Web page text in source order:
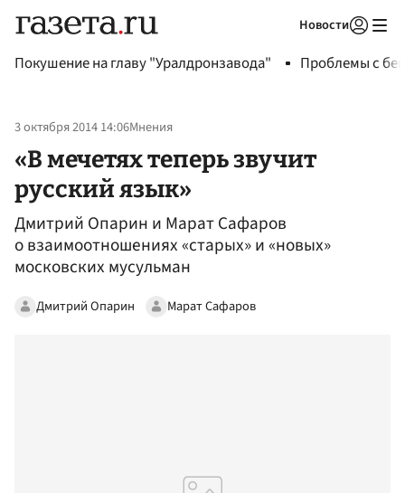
Новости
Покушение на главу "Уралдронзавода" Проблемы с
3 октября 2014 14:06Мнения
«В мечетях теперь звучит
русский язык»
Дмитрий Опарин и Марат Сафаров
о взаимоотношениях «старых» и «новых»
московских мусульман
Дмитрий Опарин Марат Сафаров